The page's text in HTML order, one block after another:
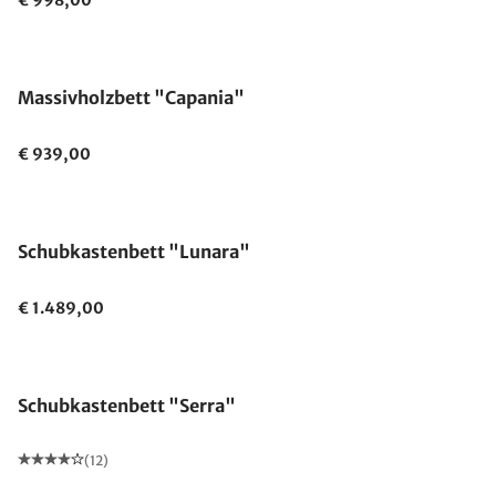
Massivholzbett "Capania"
€ 939,00
Schubkastenbett "Lunara"
€ 1.489,00
Schubkastenbett "Serra"
(12)